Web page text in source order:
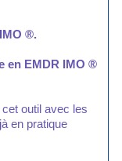
®.
en EMDR IMO ®
outil avec les
en pratique